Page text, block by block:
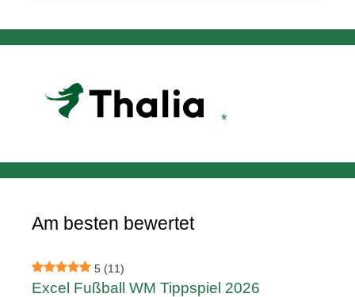
Am besten bewertet
5 (11)
Excel Fußball WM Tippspiel 2026